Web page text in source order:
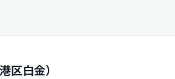
区白金）